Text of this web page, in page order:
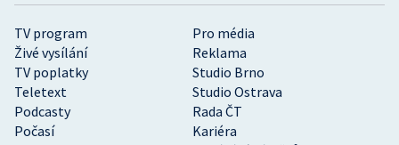
TV program
Pro média
Živé vysílání
Reklama
TV poplatky
Studio Brno
Teletext
Studio Ostrava
Podcasty
Rada ČT
Počasí
Kariéra